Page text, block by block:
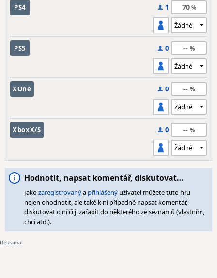
PS4 1 70
PS5 0 --
XOne 0 --
XboxX/S 0 --
Hodnotit, napsat komentář, diskutovat…
Jakozaregistrovanýa přihlášený uživatel můžete tuto hru
nejen ohodnotit, ale také k ní případně napsat komentář,
diskutovat o ní či ji zařadit do některého ze seznamů (vlastním,
chci atd.).